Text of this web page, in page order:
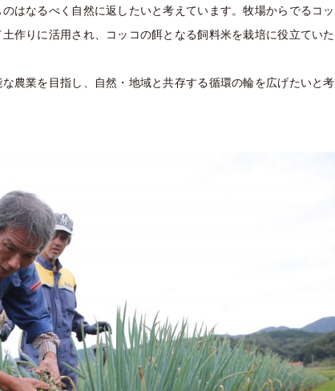
はなるべく自然に返したいと考えています。牧場からでるコッ
作りに活用され、コッコの餌となる飼料米を栽培に役立ていた
農業を目指し、自然・地域と共存する循環の輪を広げたいと考